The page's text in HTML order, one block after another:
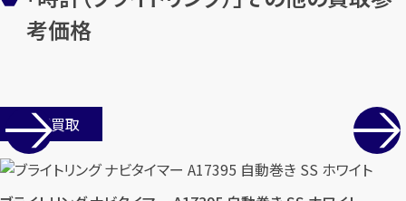
考価格
店舗買取